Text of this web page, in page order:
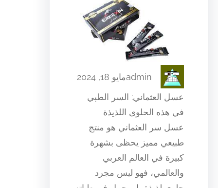
adminمايو 18, 2024
عسل العثماني: السر الطبي
في هذه الحلوى اللذيذة
عسل سر العثماني هو منتج
طبيعي مميز يحظى بشهرة
كبيرة في العالم العربي
والعالمي، فهو ليس مجرد